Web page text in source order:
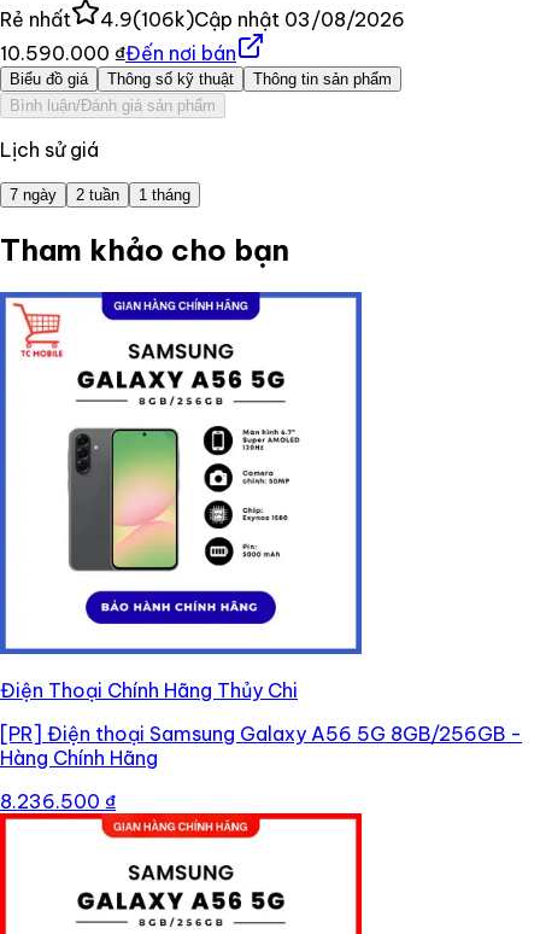
Rẻ nhất 4.9(106k)Cập nhật 03/08/2026
10.590.000 ₫Đến nơi bán
Biểu đồ giá Thông số kỹ thuật
Thông tin sản phẩm
Bình luận/Đánh giá sản phẩm
Lịch sử giá
7 ngày 2 tuần 1 tháng
Tham khảo cho bạn
Điện Thoại Chính Hãng Thủy Chi
[PR] Điện thoại Samsung Galaxy A56 5G 8GB/256GB -
Hàng Chính Hãng
8.236.500 ₫